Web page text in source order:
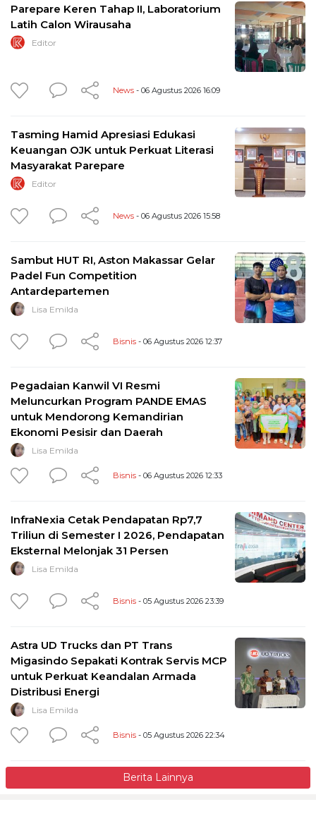
Parepare Keren Tahap II, Laboratorium
Latih Calon Wirausaha
Editor
News - 06 Agustus 2026 16:09
Tasming Hamid Apresiasi Edukasi
Keuangan OJK untuk Perkuat Literasi
Masyarakat Parepare
Editor
News - 06 Agustus 2026 15:58
Sambut HUT RI, Aston Makassar Gelar
Padel Fun Competition
Antardepartemen
Lisa Emilda
Bisnis - 06 Agustus 2026 12:37
Pegadaian Kanwil VI Resmi
Meluncurkan Program PANDE EMAS
untuk Mendorong Kemandirian
Ekonomi Pesisir dan Daerah
Lisa Emilda
Bisnis - 06 Agustus 2026 12:33
InfraNexia Cetak Pendapatan Rp7,7
Triliun di Semester I 2026, Pendapatan
Eksternal Melonjak 31 Persen
Lisa Emilda
Bisnis - 05 Agustus 2026 23:39
Astra UD Trucks dan PT Trans
Migasindo Sepakati Kontrak Servis MCP
untuk Perkuat Keandalan Armada
Distribusi Energi
Lisa Emilda
Bisnis - 05 Agustus 2026 22:34
Berita Lainnya